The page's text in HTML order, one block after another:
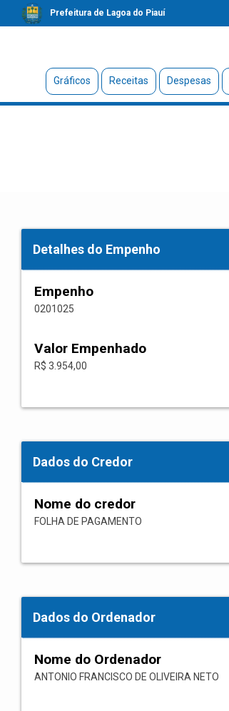
Prefeitura de Lagoa do Piauí
Gráficos Receitas Despesas
Detalhes do Empenho
Empenho
0201025
Valor Empenhado
R$ 3.954,00
Dados do Credor
Nome do credor
FOLHA DE PAGAMENTO
Dados do Ordenador
Nome do Ordenador
ANTONIO FRANCISCO DE OLIVEIRA NETO